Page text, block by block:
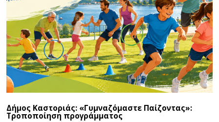
Δήμος Καστοριάς: «Γυμναζόμαστε Παίζοντας»:
Τροποποίηση προγράμματος